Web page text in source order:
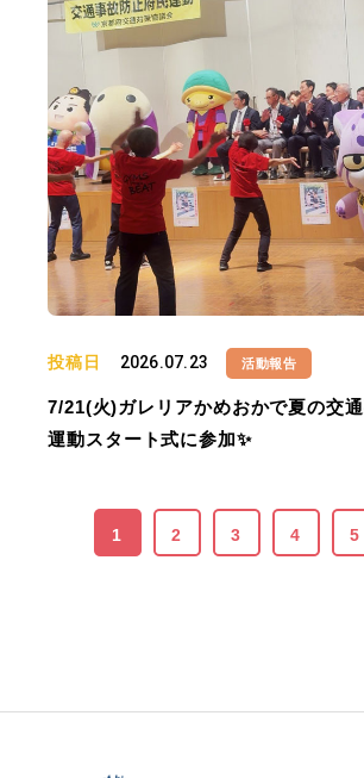
投稿日 2026.07.23 活動報告
7/21(火)ガレリアかめおかで夏の交
運動スタート式に参加✨
1 2 3 4 5